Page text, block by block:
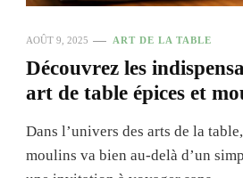
AOÛT 9, 2025 ART DE LA TABLE
Découvrez les
art de table épices et
Dans l’univers des arts de la
moulins va bien au-delà d’un